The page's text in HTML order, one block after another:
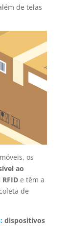
de telas
os
ao
e têm a
de
dispositivos